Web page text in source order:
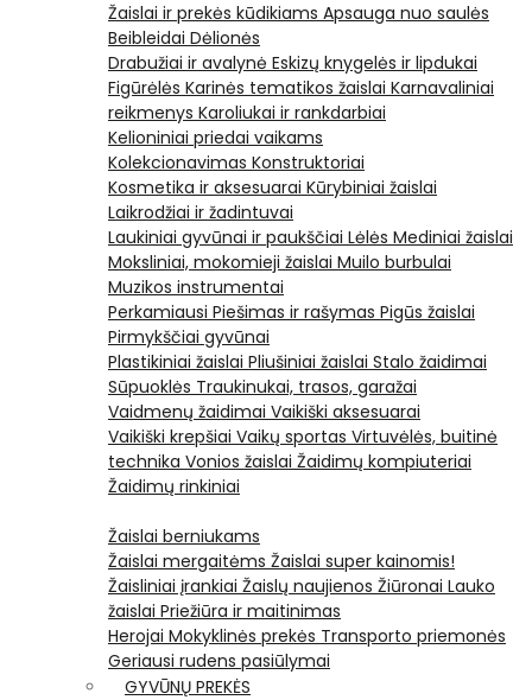
Žaislai ir prekės kūdikiams Apsauga nuo saulės
Beibleidai Dėlionės
Drabužiai ir avalynė Eskizų knygelės ir lipdukai
Figūrėlės Karinės tematikos žaislai Karnavaliniai
reikmenys Karoliukai ir rankdarbiai
Kelioniniai priedai vaikams
Kolekcionavimas Konstruktoriai
Kosmetika ir aksesuarai Kūrybiniai žaislai
Laikrodžiai ir žadintuvai
Laukiniai gyvūnai ir paukščiai Lėlės Mediniai žaislai
Moksliniai, mokomieji žaislai Muilo burbulai
Muzikos instrumentai
Perkamiausi Piešimas ir rašymas Pigūs žaislai
Pirmykščiai gyvūnai
Plastikiniai žaislai Pliušiniai žaislai Stalo žaidimai
Sūpuoklės Traukinukai, trasos, garažai
Vaidmenų žaidimai Vaikiški aksesuarai
Vaikiški krepšiai Vaikų sportas Virtuvėlės, buitinė
technika Vonios žaislai Žaidimų kompiuteriai
Žaidimų rinkiniai
Žaislai berniukams
Žaislai mergaitėms Žaislai super kainomis!
Žaisliniai įrankiai Žaislų naujienos Žiūronai Lauko
žaislai Priežiūra ir maitinimas
Herojai Mokyklinės prekės Transporto priemonės
Geriausi rudens pasiūlymai
GYVŪNŲ PREKĖS